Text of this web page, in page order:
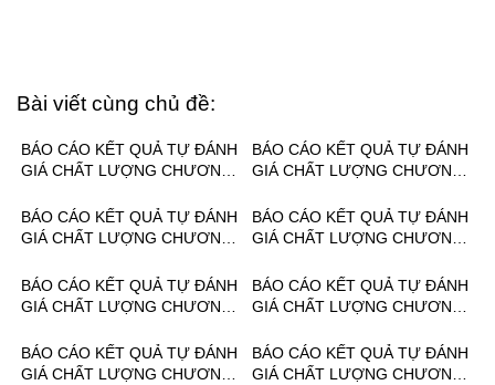
Bài viết cùng chủ đề:
BÁO CÁO KẾT QUẢ TỰ ĐÁNH
GIÁ CHẤT LƯỢNG CHƯƠNG
NGHỀ: QUẢN TRỊ MẠNG MÁY
TÍNH TRÌNH ĐỘ TRUNG CẤP
BÁO CÁO KẾT QUẢ TỰ ĐÁNH
GIÁ CHẤT LƯỢNG CHƯƠNG
NGHỀ: VẬN HÀNH, SỬA
CHỮA THIẾT BỊ LẠNH TRÌNH
BÁO CÁO KẾT QUẢ TỰ ĐÁNH
GIÁ CHẤT LƯỢNG CHƯƠNG
NGHỀ: ĐIỆN TỬ CÔNG
NGHIỆP TRÌNH ĐỘ TRUNG
BÁO CÁO KẾT QUẢ TỰ ĐÁNH
GIÁ CHẤT LƯỢNG CHƯƠNG
NGHỀ: QUẢN TRỊ MẠNG MÁY
TÍNH TRÌNH ĐỘ TRUNG CẤP
BÁO CÁO KẾT QUẢ TỰ ĐÁNH
GIÁ CHẤT LƯỢNG CHƯƠNG
NGHỀ: VẬN HÀNH, SỬA
CHỮA THIẾT BỊ LẠNH TRÌNH
BÁO CÁO KẾT QUẢ TỰ ĐÁNH
GIÁ CHẤT LƯỢNG CHƯƠNG
NGHỀ: ĐIỆN TỬ CÔNG
NGHIỆP TRÌNH ĐỘ TRUNG
BÁO CÁO KẾT QUẢ TỰ ĐÁNH
GIÁ CHẤT LƯỢNG CHƯƠNG
BÁO CÁO KẾT QUẢ TỰ ĐÁNH
GIÁ CHẤT LƯỢNG CHƯƠNG